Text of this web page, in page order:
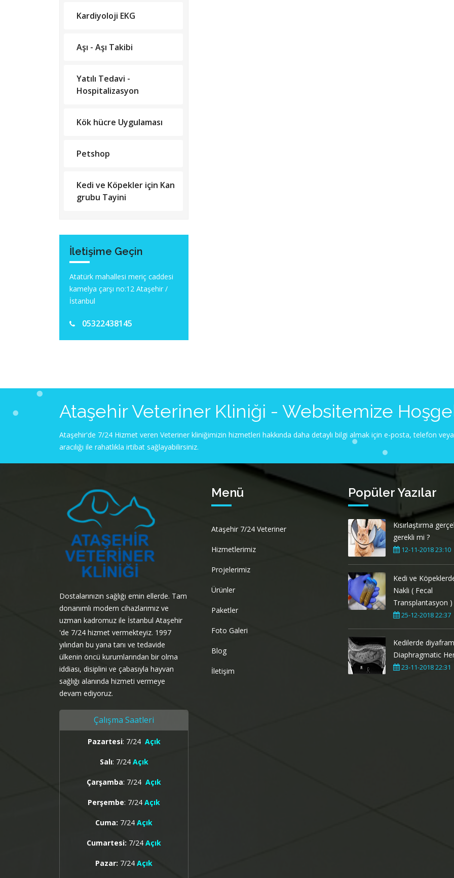
Kardiyoloji EKG
Aşı - Aşı Takibi
Yatılı Tedavi -
Hospitalizasyon
Kök hücre Uygulaması
Petshop
Kedi ve Köpekler için Kan
grubu Tayini
İletişime Geçin
Atatürk mahallesi meriç caddesi
kamelya çarşı no:12 Ataşehir /
İstanbul
05322438145
Ataşehir Veteriner Kliniği - Websitemize
Ataşehir'de 7/24 Hizmet veren Veteriner kliniğimizin hizmetleri hakkında daha detaylı bilgi almak için e-posta, telefon
aracılığı ile rahatlıkla irtibat sağlayabilirsiniz.
Dostalarınızın sağlığı emin ellerde. Tam
donanımlı modern cihazlarımız ve
uzman kadromuz ile İstanbul Ataşehir
'de 7/24 hizmet vermekteyiz. 1997
yılından bu yana tanı ve tedavide
ülkenin öncü kurumlarından bir olma
iddiası, disiplini ve çabasıyla hayvan
sağlığı alanında hizmeti vermeye
devam ediyoruz.
Çalışma Saatleri
Pazartesi: 7/24 Açık
Salı: 7/24 Açık
Çarşamba: 7/24 Açık
Perşembe: 7/24 Açık
Cuma: 7/24 Açık
Cumartesi: 7/24 Açık
Pazar: 7/24 Açık
Menü
Ataşehir 7/24 Veteriner
Hizmetlerimiz
Projelerimiz
Ürünler
Paketler
Foto Galeri
Blog
İletişim
Popüler Yazılar
Kısırlaştırma
gerekli mi ?
12-11-2018 23:10
Kedi ve
Nakli ( Fecal
Transplantasyon )
25-12-2018 22:37
Kedilerde diyafram
Diaphragmatic
23-11-2018 22:31